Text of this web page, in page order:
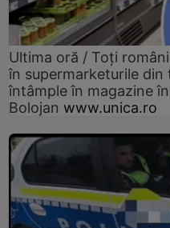
Ultima oră / Toți
în supermarketurile din
întâmple în magazine
Bolojan www.unica.ro